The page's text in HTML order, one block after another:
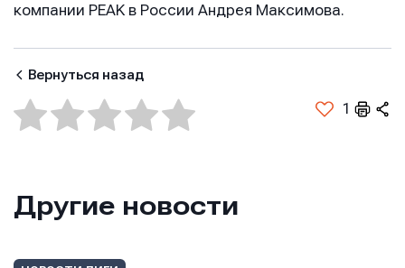
компании PEAK в России Андрея Максимова.
Вернуться назад
1
Другие новости
Сообщение